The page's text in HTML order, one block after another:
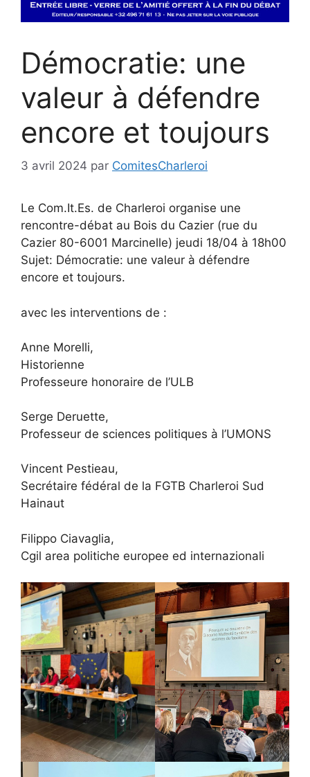
Démocratie: une
valeur à défendre
encore et toujours
3 avril 2024 par ComitesCharleroi
Le Com.It.Es. de Charleroi organise une
rencontre-débat au Bois du Cazier (rue du
Cazier 80-6001 Marcinelle) jeudi 18/04 à 18h00
Sujet: Démocratie: une valeur à défendre
encore et toujours.
avec les interventions de :
Anne Morelli,
Historienne
Professeure honoraire de l’ULB
Serge Deruette,
Professeur de sciences politiques à l’UMONS
Vincent Pestieau,
Secrétaire fédéral de la FGTB Charleroi Sud
Hainaut
Filippo Ciavaglia,
Cgil area politiche europee ed internazionali